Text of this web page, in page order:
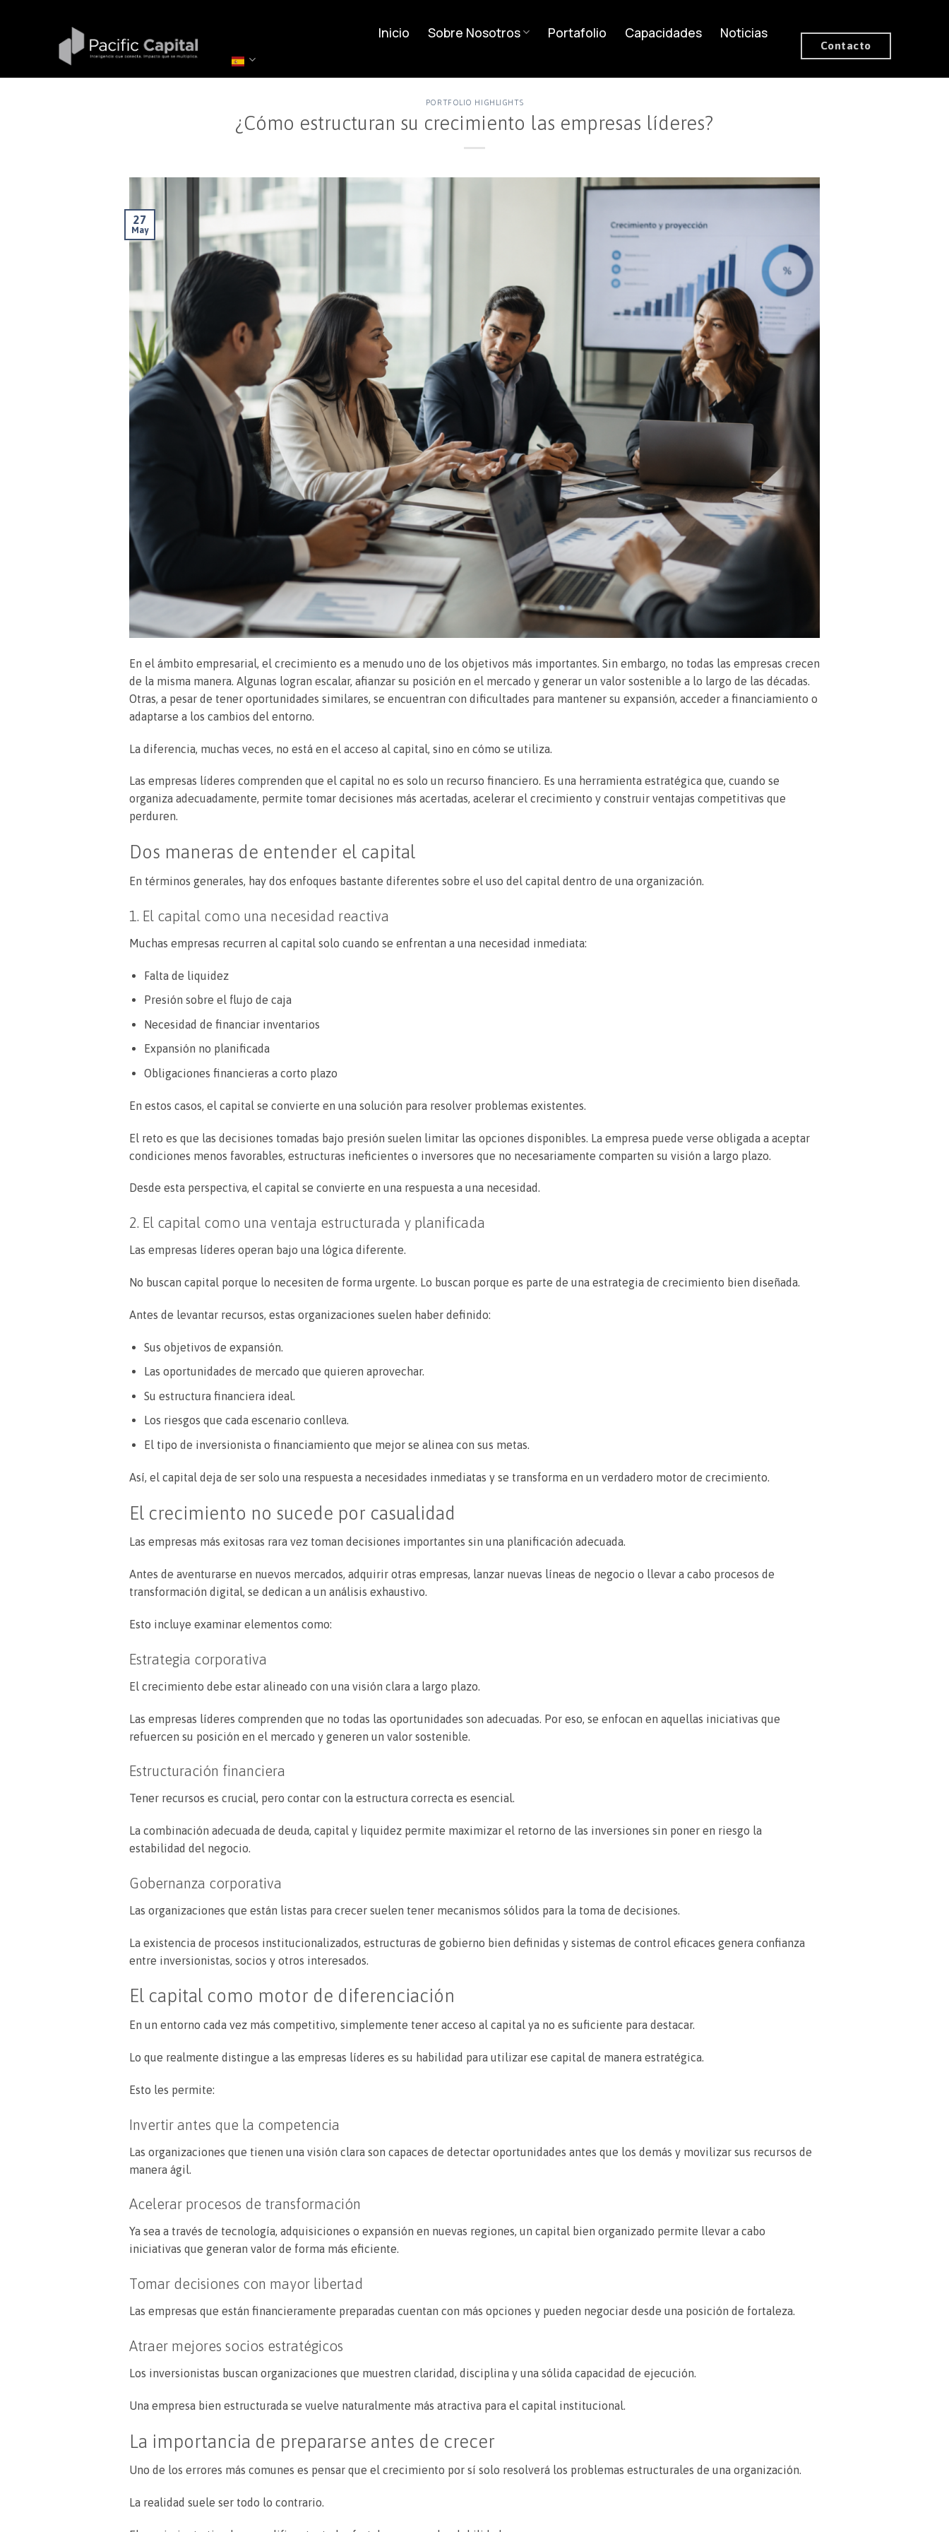
Inicio Sobre Nosotros Portafolio Capacidades Noticias
Contacto
PORTFOLIO HIGHLIGHTS
¿Cómo estructuran su crecimiento las empresas líderes?
27
May
En el ámbito empresarial, el crecimiento es a menudo uno de los objetivos más importantes. Sin embargo, no todas las empresas crecen
de la misma manera. Algunas logran escalar, afianzar su posición en el mercado y generar un valor sostenible a lo largo de las décadas.
Otras, a pesar de tener oportunidades similares, se encuentran con dificultades para mantener su expansión, acceder a financiamiento o
adaptarse a los cambios del entorno.
La diferencia, muchas veces, no está en el acceso al capital, sino en cómo se utiliza.
Las empresas líderes comprenden que el capital no es solo un recurso financiero. Es una herramienta estratégica que, cuando se
organiza adecuadamente, permite tomar decisiones más acertadas, acelerar el crecimiento y construir ventajas competitivas que
perduren.
Dos maneras de entender el capital
En términos generales, hay dos enfoques bastante diferentes sobre el uso del capital dentro de una organización.
1. El capital como una necesidad reactiva
Muchas empresas recurren al capital solo cuando se enfrentan a una necesidad inmediata:
Falta de liquidez
Presión sobre el flujo de caja
Necesidad de financiar inventarios
Expansión no planificada
Obligaciones financieras a corto plazo
En estos casos, el capital se convierte en una solución para resolver problemas existentes.
El reto es que las decisiones tomadas bajo presión suelen limitar las opciones disponibles. La empresa puede verse obligada a aceptar
condiciones menos favorables, estructuras ineficientes o inversores que no necesariamente comparten su visión a largo plazo.
Desde esta perspectiva, el capital se convierte en una respuesta a una necesidad.
2. El capital como una ventaja estructurada y planificada
Las empresas líderes operan bajo una lógica diferente.
No buscan capital porque lo necesiten de forma urgente. Lo buscan porque es parte de una estrategia de crecimiento bien diseñada.
Antes de levantar recursos, estas organizaciones suelen haber definido:
Sus objetivos de expansión.
Las oportunidades de mercado que quieren aprovechar.
Su estructura financiera ideal.
Los riesgos que cada escenario conlleva.
El tipo de inversionista o financiamiento que mejor se alinea con sus metas.
Así, el capital deja de ser solo una respuesta a necesidades inmediatas y se transforma en un verdadero motor de crecimiento.
El crecimiento no sucede por casualidad
Las empresas más exitosas rara vez toman decisiones importantes sin una planificación adecuada.
Antes de aventurarse en nuevos mercados, adquirir otras empresas, lanzar nuevas líneas de negocio o llevar a cabo procesos de
transformación digital, se dedican a un análisis exhaustivo.
Esto incluye examinar elementos como:
Estrategia corporativa
El crecimiento debe estar alineado con una visión clara a largo plazo.
Las empresas líderes comprenden que no todas las oportunidades son adecuadas. Por eso, se enfocan en aquellas iniciativas que
refuercen su posición en el mercado y generen un valor sostenible.
Estructuración financiera
Tener recursos es crucial, pero contar con la estructura correcta es esencial.
La combinación adecuada de deuda, capital y liquidez permite maximizar el retorno de las inversiones sin poner en riesgo la
estabilidad del negocio.
Gobernanza corporativa
Las organizaciones que están listas para crecer suelen tener mecanismos sólidos para la toma de decisiones.
La existencia de procesos institucionalizados, estructuras de gobierno bien definidas y sistemas de control eficaces genera confianza
entre inversionistas, socios y otros interesados.
El capital como motor de diferenciación
En un entorno cada vez más competitivo, simplemente tener acceso al capital ya no es suficiente para destacar.
Lo que realmente distingue a las empresas líderes es su habilidad para utilizar ese capital de manera estratégica.
Esto les permite:
Invertir antes que la competencia
Las organizaciones que tienen una visión clara son capaces de detectar oportunidades antes que los demás y movilizar sus recursos de
manera ágil.
Acelerar procesos de transformación
Ya sea a través de tecnología, adquisiciones o expansión en nuevas regiones, un capital bien organizado permite llevar a cabo
iniciativas que generan valor de forma más eficiente.
Tomar decisiones con mayor libertad
Las empresas que están financieramente preparadas cuentan con más opciones y pueden negociar desde una posición de fortaleza.
Atraer mejores socios estratégicos
Los inversionistas buscan organizaciones que muestren claridad, disciplina y una sólida capacidad de ejecución.
Una empresa bien estructurada se vuelve naturalmente más atractiva para el capital institucional.
La importancia de prepararse antes de crecer
Uno de los errores más comunes es pensar que el crecimiento por sí solo resolverá los problemas estructurales de una organización.
La realidad suele ser todo lo contrario.